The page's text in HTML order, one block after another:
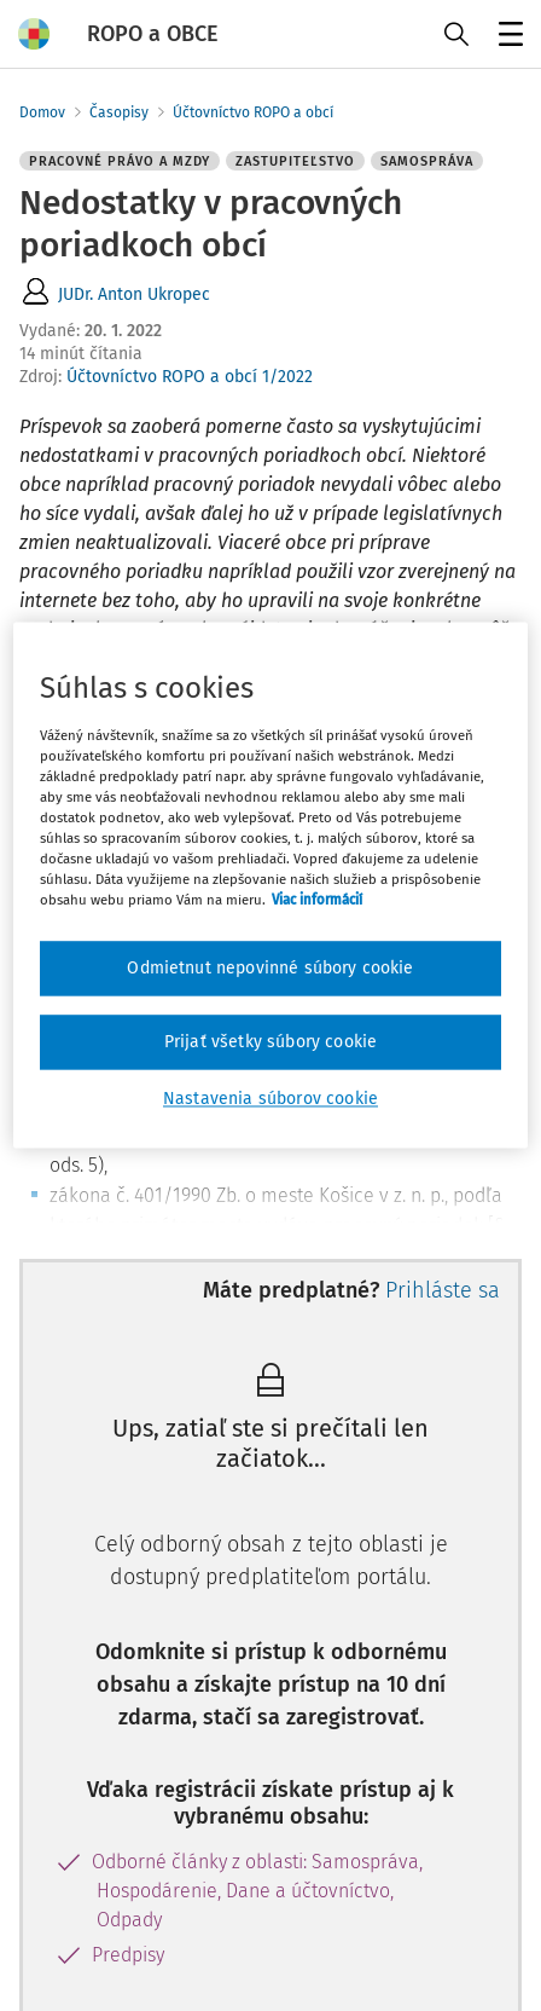
ROPO a OBCE
Domov Časopisy Účtovníctvo ROPO a obcí
PRACOVNÉ PRÁVO A MZDY ZASTUPITEĽSTVO SAMOSPRÁVA
Nedostatky v pracovných
poriadkoch obcí
JUDr. Anton Ukropec
Vydané: 20. 1. 2022
14 minút čítania
Zdroj: Účtovníctvo ROPO a obcí 1/2022
Príspevok sa zaoberá pomerne často sa vyskytujúcimi
nedostatkami v pracovných poriadkoch obcí. Niektoré
obce napríklad pracovný poriadok nevydali vôbec alebo
ho síce vydali, avšak ďalej ho už v prípade legislatívnych
zmien neaktualizovali. Viaceré obce pri príprave
pracovného poriadku napríklad použili vzor zverejnený na
internete bez toho, aby ho upravili na svoje konkrétne
podmienky. V príspevku nájdete aj odporúčania, ako môžu
úpravou.
Povinnosť samosprávy vydať pracovný poriadok vyplýva zo:
zákona č.369/1990 Zb.o obecnom zriadení v z. n. p.
(ďalej len "zákon o obecnom zriadení"), podľa ktorého
starosta obce vydáva pracovný poriadok [§ 13 ods. 4
písm. d)],
, podľa ktorého zamestnávateľ vydá
pracovný poriadok po predchádzajúcom súhlase
zástupcov zamestnancov, inak je neplatný (§ 12),
377/1990 Zb.o hlavnom meste Slovenskej
republiky Bratislave v z. n. p., podľa ktorého primátor
mesta vydáva pracovný poriadok (§ 12 ods. 6
ods. 5),
zákona č. 401/1990 Zb. o meste Košice v z. n. p., podľa
11 ods. 2 písm. e)] a starosta mestskej časti vydáva
pracovný poriadok [§ 15 ods. 2 písm. f)].
Máte predplatné? Prihláste sa
Ups, zatiaľ ste si prečítali len
začiatok...
Celý odborný obsah z tejto oblasti je
dostupný predplatiteľom portálu.
Odomknite si prístup k odbornému
obsahu a získajte prístup na 10 dní
zdarma, stačí sa zaregistrovať.
Vďaka registrácii získate prístup aj k
vybranému obsahu:
Odborné články z oblasti: Samospráva,
Hospodárenie, Dane a účtovníctvo,
Odpady
Predpisy
Súhlas s cookies
Vážený návštevník, snažíme sa zo všetkých síl prinášať vysokú úroveň
používateľského komfortu pri používaní našich webstránok. Medzi
základné predpoklady patrí napr. aby správne fungovalo vyhľadávanie,
aby sme vás neobťažovali nevhodnou reklamou alebo aby sme mali
dostatok podnetov, ako web vylepšovať. Preto od Vás potrebujeme
súhlas so spracovaním súborov cookies, t. j. malých súborov, ktoré sa
dočasne ukladajú vo vašom prehliadači. Vopred ďakujeme za udelenie
súhlasu. Dáta využijeme na zlepšovanie našich služieb a prispôsobenie
obsahu webu priamo Vám na mieru. Viac informácií
Nastavenia súborov cookie
Odmietnut nepovinné súbory cookie
Prijať všetky súbory cookie